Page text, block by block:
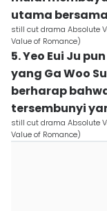
utama bersama
still cut drama Absolute
Value of Romance)
5. Yeo Eui Ju
yang Ga Woo
berharap
tersembunyi
still cut drama Absolute
Value of Romance)